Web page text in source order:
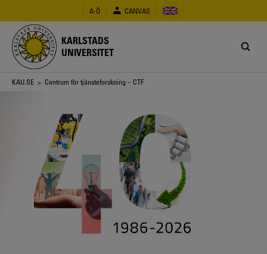
huvudinnehåll
A-Ö CANVAS
KARLSTADS
UNIVERSITET
Länkstig
KAU.SE > Centrum för tjänsteforskning – CTF